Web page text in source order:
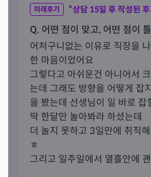
미래후기 “상담 15일 후 작성된
Q. 어떤 점이 맞고, 어떤 점이
어처구니없는 이유로 직장을
한 마음이었어요
그렇다고 아쉬운건 아니어서
는데 그래도 방향을 어떻게 잡
을 봤는데 선생님이 일 바로 잡
딱 한달만 놀아봐라 하셨는데
더 놀지 못하고 3일만에 취직
ㅎ
그리고 일주일에서 열흘안에
거다라고 하시고 특징까지 알